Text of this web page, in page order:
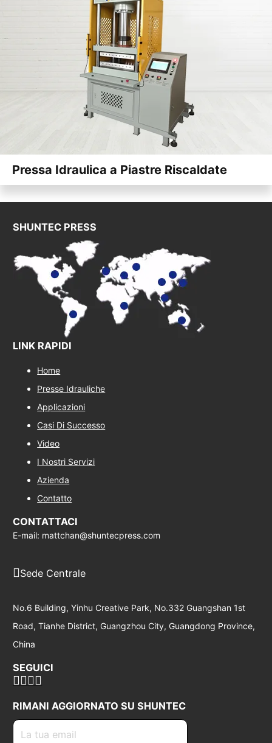
Pressa Idraulica a Piastre Riscaldate
SHUNTEC PRESS
LINK RAPIDI
Home
Presse Idrauliche
Applicazioni
Casi Di Successo
Video
I Nostri Servizi
Azienda
Contatto
CONTATTACI
E-mail: mattchan@shuntecpress.com
Sede Centrale
No.6 Building, Yinhu Creative Park, No.332 Guangshan 1st
Road, Tianhe District, Guangzhou City, Guangdong Province,
China
SEGUICI
RIMANI AGGIORNATO SU SHUNTEC